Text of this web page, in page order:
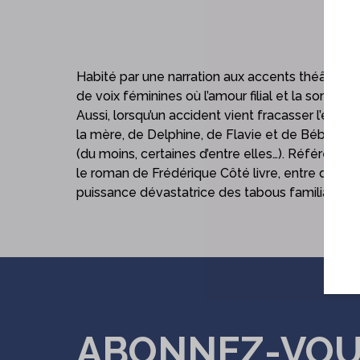
Habité par une narration aux accents théâtraux,
de voix féminines où l’amour filial et la
Aussi, lorsqu’un accident vient fracasser
la mère, de Delphine, de Flavie et de Bébé,
(du moins, certaines d’entre elles…). Référence
le roman de Frédérique Côté livre, entre deux
puissance dévastatrice des tabous familiaux.